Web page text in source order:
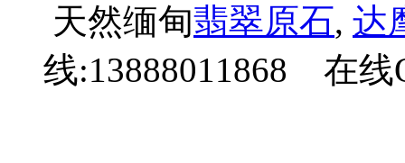
天然缅甸翡翠原石, 达
线:13888011868 在线